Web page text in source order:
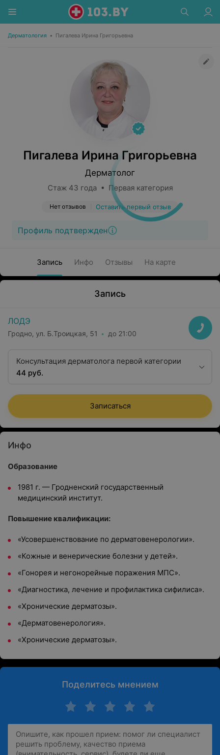
Дерматология • Пигалева Ирина Григорьевна
Пигалева Ирина Григорьевна
Дерматолог
Стаж 43 года • Первая категория
Нет отзывов Оставить первый отзыв
Профиль подтвержден
Запись Инфо Отзывы На карте
Запись
ЛОДЭ
Гродно, ул. Б.Троицкая, 51 до 21:00
Консультация дерматолога первой категории
44 руб.
Записаться
Инфо
Образование
1981 г. — Гродненский государственный
медицинский институт.
Повышение квалификации:
«Усовершенствование по дерматовенерологии».
«Кожные и венерические болезни у детей».
«Гонорея и негонорейные поражения МПС».
«Диагностика, лечение и профилактика сифилиса».
«Хронические дерматозы».
«Дерматовенерология».
«Хронические дерматозы».
Поделитесь мнением